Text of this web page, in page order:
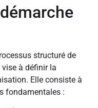
structuré de
vise à définir la
Elle consiste à
fondamentales :